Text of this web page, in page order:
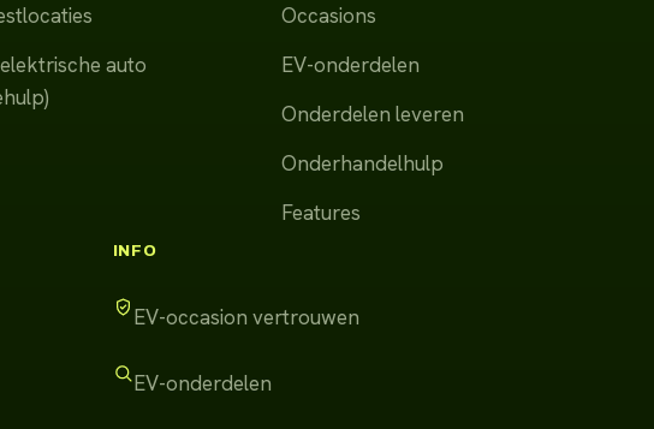
auto
Occasions
EV-onderdelen
Onderdelen leveren
Onderhandelhulp
Features
INFO
EV-occasion vertrouwen
EV-onderdelen